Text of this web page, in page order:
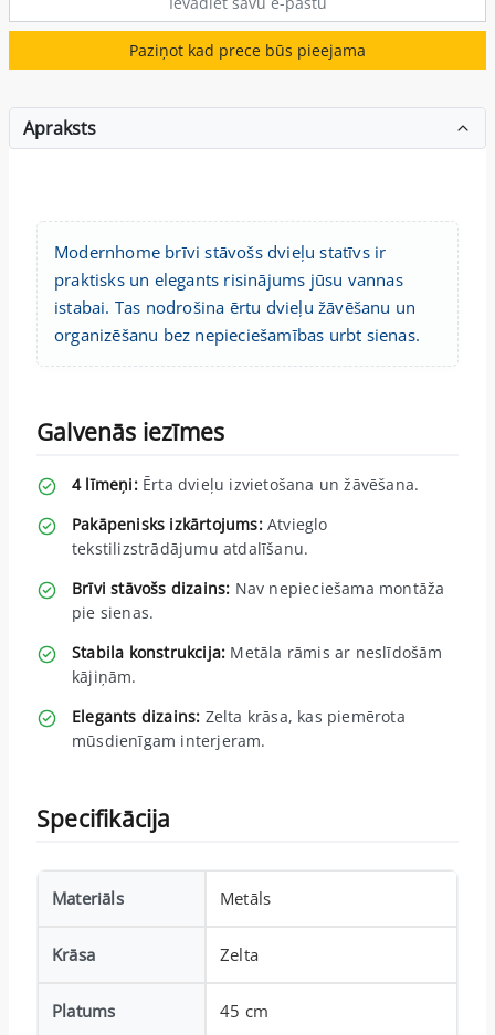
Paziņot kad prece būs pieejama
Apraksts
Modernhome brīvi stāvošs dvieļu statīvs ir
praktisks un elegants risinājums jūsu vannas
istabai. Tas nodrošina ērtu dvieļu žāvēšanu un
organizēšanu bez nepieciešamības urbt sienas.
Galvenās iezīmes
4 līmeņi:Ērta dvieļu izvietošana un žāvēšana.
Pakāpenisks izkārtojums:Atvieglo
tekstilizstrādājumu atdalīšanu.
Brīvi stāvošs dizains: Nav nepieciešama montāža
pie sienas.
Stabila konstrukcija: Metāla rāmis ar neslīdošām
kājiņām.
Elegants dizains: Zelta krāsa, kas piemērota
mūsdienīgam interjeram.
Specifikācija
Materiāls Metāls
Krāsa Zelta
Platums 45 cm